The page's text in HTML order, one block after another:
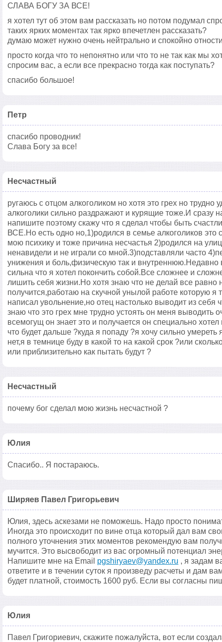
СЛАВА БОГУ ЗА ВСЕ!
я хотел тут об этом вам рассказать но потом подумал
таких ярких моментах так ярко впечетлен рассказать?
думаю может нужно очень нейтрально и спокойно
просто когда что то непонятно или что то не так как мы
спросим вас, а если все прекрасно тогда как поступать?
спасибо большое!
Петр
спасибо проводник!
Слава Богу за все!
Несчастный
ругаюсь с отцом алкоголиком но хотя это грех но трудно
алкоголики сильно раздражают и курящие тоже.И сразу
напишите поэтому скажу что я сделал чтобы быть
ВСЕ.Но есть одно но,1)родился в семье алкоголиков
мою психику и тоже причина несчастья 2)родился на
ненавидели и не играли со мной.3)подставляли часто
унижения и боль,физическую так и внутреннюю.Недавно
сильна что я хотел покончить собой.Все сложнее и
лишить себя жизни.Но хотя знаю что не делай все равно
получится,работаю на скучной унылой работе которую я
написал увольнение,но отец настолько выводит из себя
знаю что это грех мне трудно устоять он меня выводить
всемогущ он знает это и получается он специально
что будет дальше ?куда я попаду ?я хочу сильно
нет,я в темнице буду в какой то на какой срок ?или
или приблизительно как пытать будут ?
Несчастный
почему бог сделал мою жизнь несчастной ?
Юлия
Спасибо.. Я постараюсь.
Ширяев Павел Григорьевич
Юлия, здесь аскезами не поможешь. Надо просто
Иногда это происходит по вине отца который дал вам
полного уточнения этих моментов рекомендую вам
мучится. Это высвободит из вас огромный потенциал
Напишите мне на Email pgshiryaev@yandex.ru , я задам
ответите и в течении суток я произведу расчеты и дам
будет платной, стоимость 1600 руб. Если вы согласны
Юлия
Павел Григориевич, скажите пожалуйста, вот если